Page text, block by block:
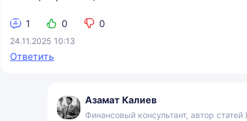
1 0 0
24.11.2025 10:13
Ответить
Азамат Калиев
Финансовый консультант, автор статей